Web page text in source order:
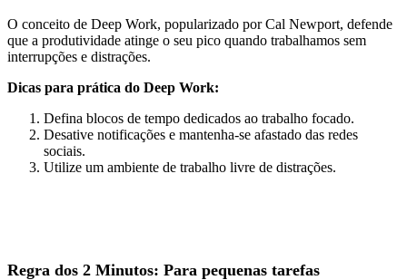
O conceito de Deep Work, popularizado por Cal Newport, defende
que a produtividade atinge o seu pico quando trabalhamos sem
interrupções e distrações.
Dicas para prática do Deep Work:
Defina blocos de tempo dedicados ao trabalho focado.
Desative notificações e mantenha-se afastado das redes
sociais.
Utilize um ambiente de trabalho livre de distrações.
Regra dos 2 Minutos: Para pequenas tarefas